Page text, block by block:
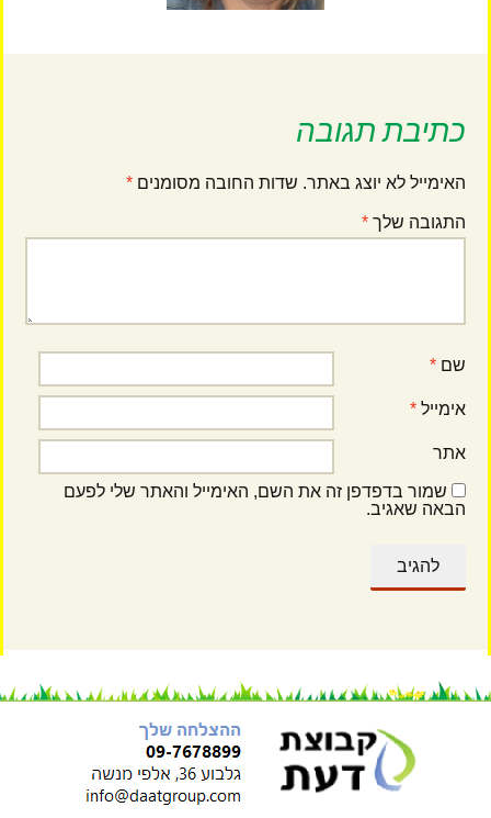
כתיבת תגובה
האימייל לא יוצג באתר. שדות החובה מסומנים *
התגובה שלך *
שם *
אימייל *
אתר
שמור בדפדפן זה את השם, האימייל והאתר שלי לפעם
הבאה שאגיב.